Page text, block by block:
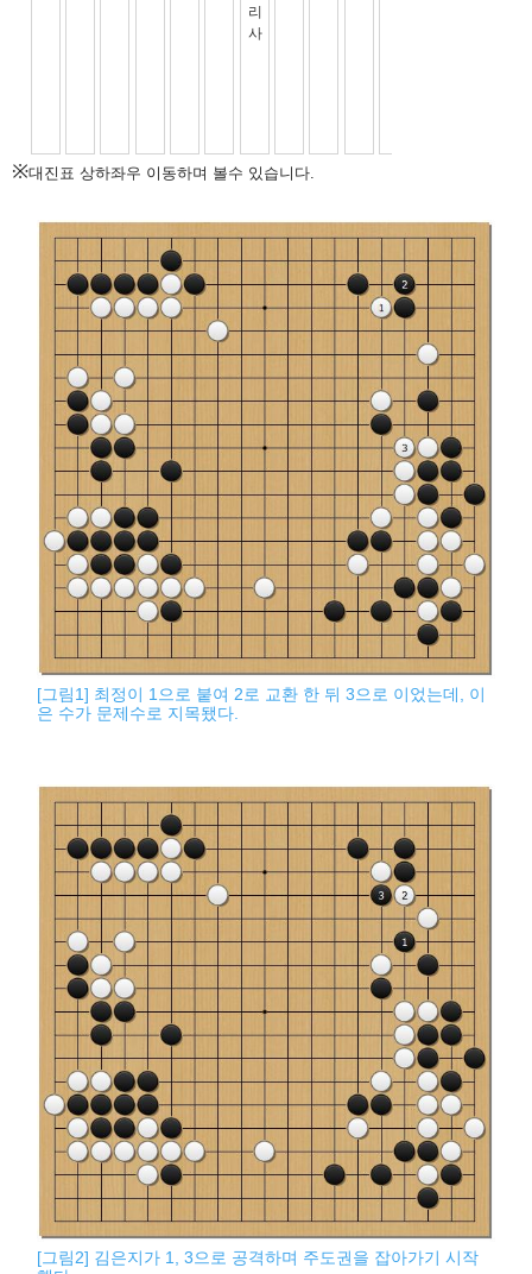
※대진표 상하좌우 이동하며 볼수 있습니다.
[그림1] 최정이 1으로 붙여 2로 교환 한 뒤 3으로 이었는데, 이
은 수가 문제수로 지목됐다.
[그림2] 김은지가 1, 3으로 공격하며 주도권을 잡아가기 시작